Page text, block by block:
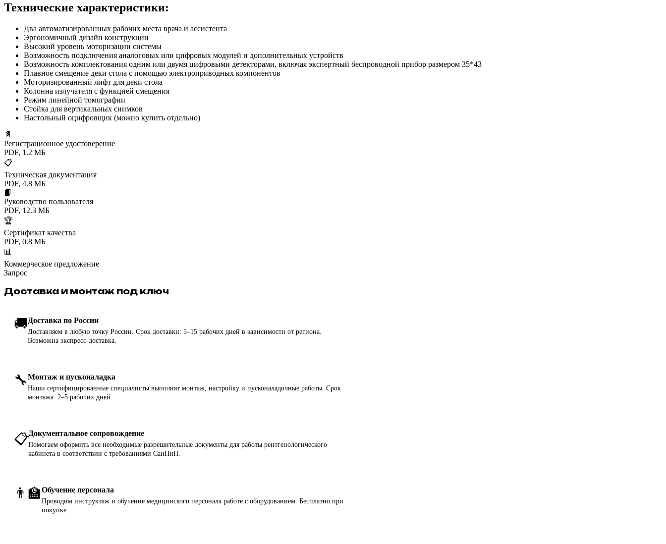
Технические характеристики:
Два автоматизированных рабочих места врача и ассистента
Эргономичный дизайн конструкции
Высокий уровень моторизации системы
Возможность подключения аналоговых или цифровых модулей и дополнительных устройств
Возможность комплектования одним или двумя цифровыми детекторами, включая экспертный беспроводной прибор размером 35*43
Плавное смещение деки стола с помощью электроприводных компонентов
Моторизированный лифт для деки стола
Колонна излучателя с функцией смещения
Режим линейной томографии
Стойка для вертикальных снимков
Настольный оцифровщик (можно купить отдельно)
📄
Регистрационное удостоверение
PDF, 1.2 МБ
📋
Техническая документация
PDF, 4.8 МБ
📘
Руководство пользователя
PDF, 12.3 МБ
🏆
Сертификат качества
PDF, 0.8 МБ
📊
Коммерческое предложение
Запрос
Доставка и монтаж под ключ
🚚Доставка по России
Доставляем в любую точку России. Срок доставки: 5–15 рабочих дней в зависимости от региона.
Возможна экспресс-доставка.
🔧Монтаж и пусконаладка
Наши сертифицированные специалисты выполнят монтаж, настройку и пусконаладочные работы. Срок
монтажа: 2–5 рабочих дней.
📋Документальное сопровождение
Помогаем оформить все необходимые разрешительные документы для работы рентгенологического
кабинета в соответствии с требованиями СанПиН.
👨‍🏫Обучение персонала
Проводим инструктаж и обучение медицинского персонала работе с оборудованием. Бесплатно при
покупке.